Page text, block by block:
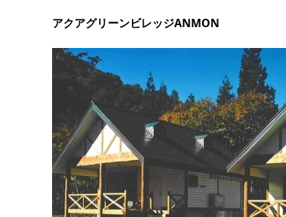
アクアグリーンビレッジANMON